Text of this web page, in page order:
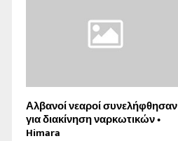
Αλβανοί νεαροί συνελήφθησαν
για διακίνηση ναρκωτικών •
Himara